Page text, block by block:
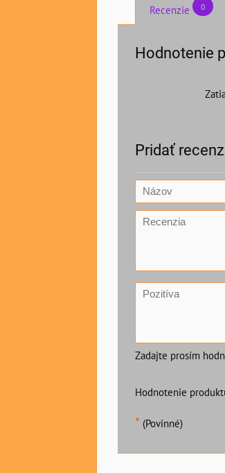
Recenzie 0
Hodnotenie
Pridať
Zadajte prosím
Hodnotenie
* (Povinné)